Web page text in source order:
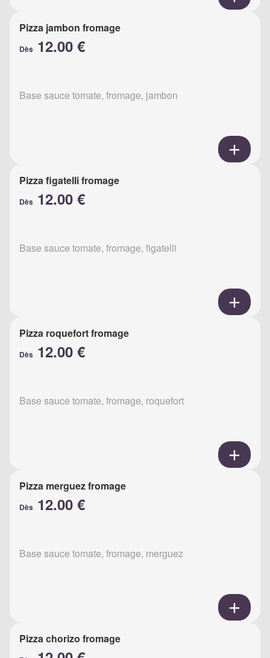
Pizza jambon fromage
Dès 12.00 €
Base sauce tomate, fromage, jambon
Pizza figatelli fromage
Dès 12.00 €
Base sauce tomate, fromage, figatelli
Pizza roquefort fromage
Dès 12.00 €
Base sauce tomate, fromage, roquefort
Pizza merguez fromage
Dès 12.00 €
Base sauce tomate, fromage, merguez
Pizza chorizo fromage